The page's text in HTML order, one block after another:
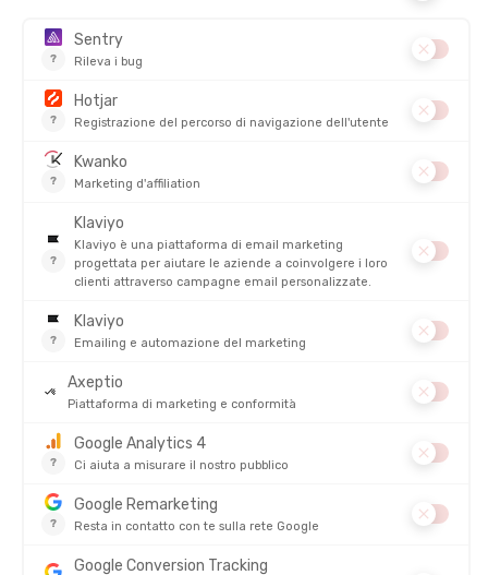
Scegliere unrepellente specifico per zecche
Applicare sulle zone esposte: caviglie, gambe, braccia, nuca
Rinnovare l'applicazione ogni 4-6 ore a seconda della
sudorazione
Considerare anche i repellenti per tessuti, molto efficaci e a
lunga durata
Preparare il kit anti-zecche
Un piccolo kit nellatrousse di pronto soccorso può evitare
grossi guai.
Estrattore per zecche
o uncino per zecche (indispensabile!)
Pinzetta sottile tipo pinzetta per sopracciglia (in caso di
Salviette antisettiche o soluzione disinfettante
Gel idroalcolico o saponeper il lavaggio delle mani
Durante l'escursione: restare vigili
Una volta sui sentieri, alcune abitudini semplici permettono di
limitare i rischi.
Evitare le zone a rischio